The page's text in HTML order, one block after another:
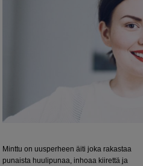
Minttu on uusperheen äiti joka rakastaa
punaista huulipunaa, inhoaa kiirettä ja